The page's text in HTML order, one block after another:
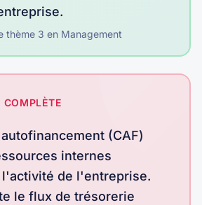
.
thème 3 en Management
(CAF)
internes
de l'entreprise.
le flux de trésorerie